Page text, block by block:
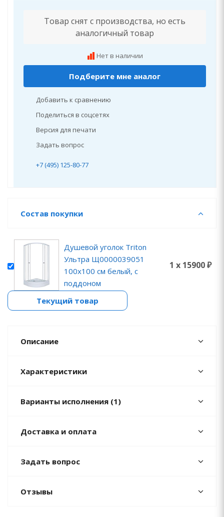
Товар снят с производства, но есть
аналогичный товар
Нет в наличии
Подберите мне аналог
Добавить к сравнению
Поделиться в соцсетях
Версия для печати
Задать вопрос
+7 (495) 125-80-77
Состав покупки
Душевой уголок Triton
Ультра Щ0000039051
100х100 см белый, с
поддоном
1 x 15900 ₽
Текущий товар
Описание
Характеристики
Варианты исполнения (1)
Доставка и оплата
Задать вопрос
Отзывы